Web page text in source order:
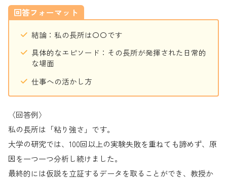
回答フォーマット
結論：私の長所は〇〇です
具体的なエピソード：その長所が発揮された日常的
な場面
仕事への活かし方
〈回答例〉
私の長所は「粘り強さ」です。
大学の研究では、100回以上の実験失敗を重ねても諦めず、原
因を一つ一つ分析し続けました。
最終的には仮説を立証するデータを取ることができ、教授か